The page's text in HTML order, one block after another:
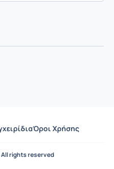
Όροι Χρήσης
rights reserved